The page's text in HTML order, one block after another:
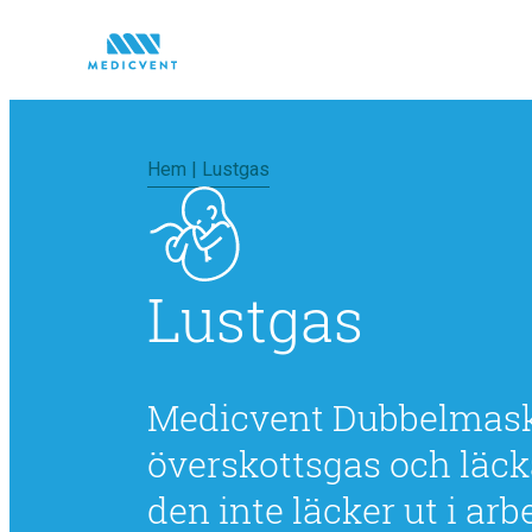
Hem | Lustgas
Lustgas
Medicvent
överskottsgas och
den inte läcker ut i